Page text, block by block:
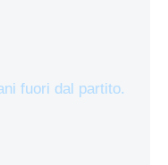
fuori dal partito.